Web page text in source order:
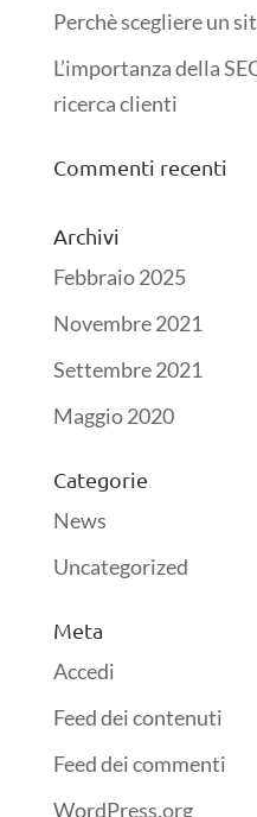
Perchè scegliere un
L’importanza della
ricerca clienti
Commenti recenti
Archivi
Febbraio 2025
Novembre 2021
Settembre 2021
Maggio 2020
Categorie
News
Uncategorized
Meta
Accedi
Feed dei contenuti
Feed dei commenti
WordPress.org